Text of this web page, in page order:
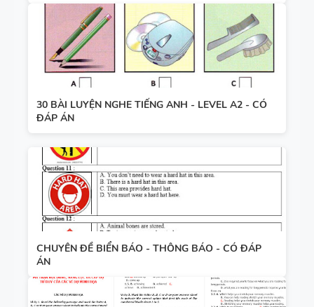
30 BÀI LUYỆN NGHE TIẾNG ANH - LEVEL A2 - CÓ
ĐÁP ÁN
CHUYÊN ĐỀ BIỂN BÁO - THÔNG BÁO - CÓ ĐÁP
ÁN